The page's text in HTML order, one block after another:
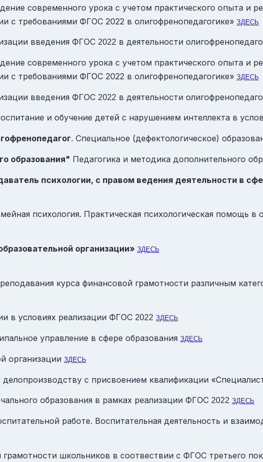
современного урока с учетом практического опыта и
с требованиями ФГОС 2022 в олигофренопедагогике» ЗДЕСЬ
введения ФГОС 2022 в деятельности
современного урока с учетом практического опыта и
с требованиями ФГОС 2022 в олигофренопедагогике» ЗДЕСЬ
введения ФГОС 2022 в деятельности
и обучение детей с нарушением интеллекта в
. Специальное (дефектологическое)
образования" Педагогика и методика дополнительного
психологии, с правом ведения деятельности в
психология. Практическая психологическая помощь
организации» ЗДЕСЬ
курса финансовой грамотности различным
в условиях реализации ФГОС 2022 ЗДЕСЬ
управление в сфере образования ЗДЕСЬ
организации ЗДЕСЬ
с присвоением квалификации
образования в рамках реализации ФГОС 2022 ЗДЕСЬ
работе. Воспитательная деятельность и
школьников в соотвествии с ФГОС третьего